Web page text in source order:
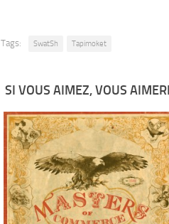
Tags: SwatSh Tapimoket
SI VOUS AIMEZ, VOUS